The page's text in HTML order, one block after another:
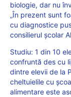
biologie, dar nu
„În prezent sunt
cu diagnostice
consilierul școlar
Studiu: 1 din 10
confruntă des cu
dintre elevii de la
cheltuielile cu
alimentare este